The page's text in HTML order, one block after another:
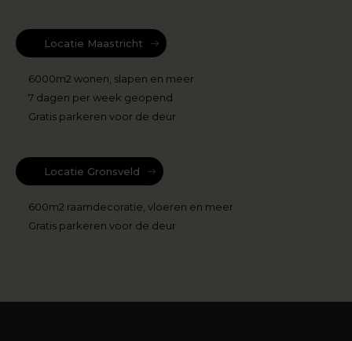
Locatie Maastricht
6000m2 wonen, slapen en meer
7 dagen per week geopend
Gratis parkeren voor de deur
Locatie Gronsveld
600m2 raamdecoratie, vloeren en meer
Gratis parkeren voor de deur